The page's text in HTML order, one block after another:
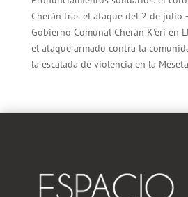
Cherán tras el ataque del 2 de julio
Gobierno Comunal Cherán K'eri en
el ataque armado contra la
la escalada de violencia en la